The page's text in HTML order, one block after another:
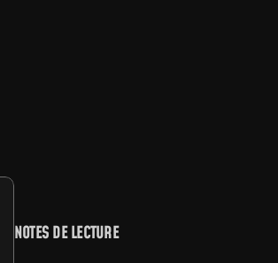
NOTES DE LECTURE